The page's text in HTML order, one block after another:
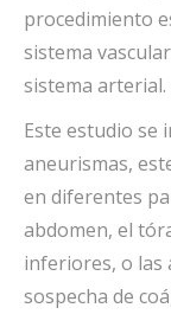
procedimiento
sistema
sistema arterial.
Este estudio se
aneurismas,
en diferentes
abdomen, el
inferiores, o las
sospecha de